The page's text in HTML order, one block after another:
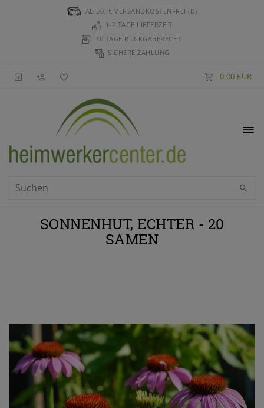
AB 50,-€ VERSANDKOSTENFREI (D)
1-2 TAGE LIEFERZEIT
30 TAGE RÜCKGABERECHT
SICHERE ZAHLUNG
0,00 EUR
SONNENHUT, ECHTER - 20
SAMEN